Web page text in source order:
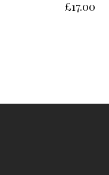
£17.00